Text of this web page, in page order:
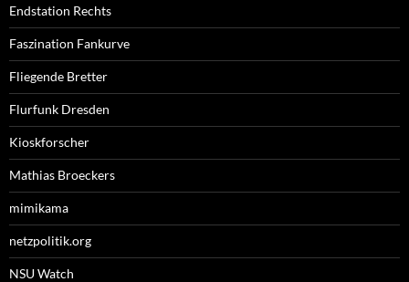
Endstation Rechts
Faszination Fankurve
Fliegende Bretter
Flurfunk Dresden
Kioskforscher
Mathias Broeckers
mimikama
netzpolitik.org
NSU Watch